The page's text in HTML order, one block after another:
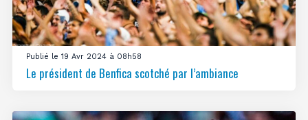
Publié le 19 Avr 2024 à 08h58
Le président de Benfica scotché par l’ambiance